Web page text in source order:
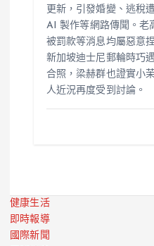
更新，引發婚變、逃稅
AI 製作等網路傳聞。老
被罰款等消息均屬惡意
新加坡迪士尼郵輪時巧
合照，梁赫群也證實小
人近況再度受到討論。
健康生活
即時報導
國際新聞